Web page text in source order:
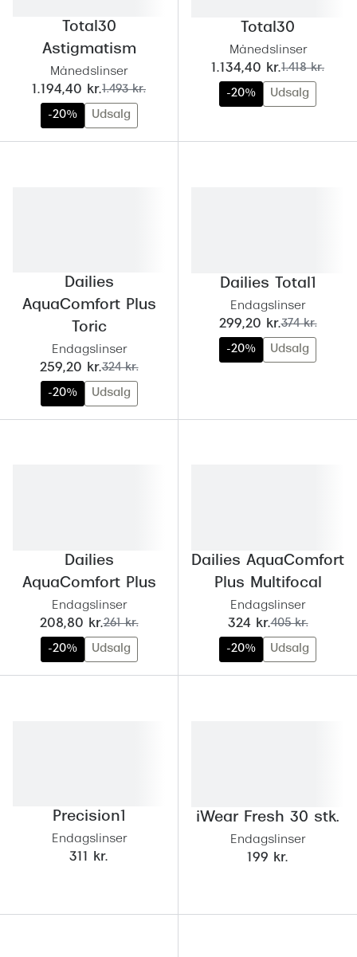
Populære brillemærker
Oakley
Emporio Armani
Skaga
Dyrberg/Kern
BOSS Eyewear
Peak Performance
Tom Ford
Moncler
Burberry
Giorgio Armani
Michael Kors
Versace
Jimmy
Ovale
Cat eye
Total30
Astigmatism
Månedslinser
nu:
1.194,40 kr.før:
1.493 kr.
-20% Udsalg
Total30
Månedslinser
nu:
1.134,40 kr.før:
1.418 kr.
-20% Udsalg
Dailies
AquaComfort Plus
Toric
Endagslinser
nu:
259,20 kr.før:
324 kr.
-20% Udsalg
Dailies Total1
Endagslinser
nu:
299,20 kr.før:
374 kr.
-20% Udsalg
Dailies
AquaComfort Plus
Endagslinser
nu:
208,80 kr.før:
261 kr.
-20% Udsalg
Dailies AquaComfort
Plus Multifocal
Endagslinser
nu:
324 kr.før:
405 kr.
-20% Udsalg
Precision1
Endagslinser
311 kr.
iWear Fresh 30 stk.
Endagslinser
199 kr.